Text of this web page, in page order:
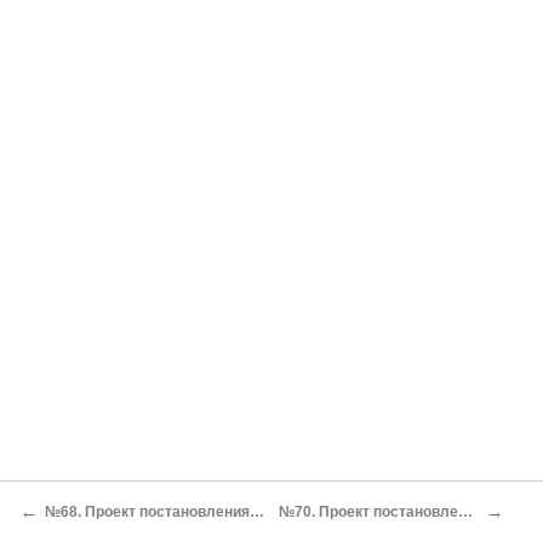
← №68. Проект постановления ГВС о системе бронетанкового вооружения[330] №70. Проект постановления ГВС о системе химического вооружения →